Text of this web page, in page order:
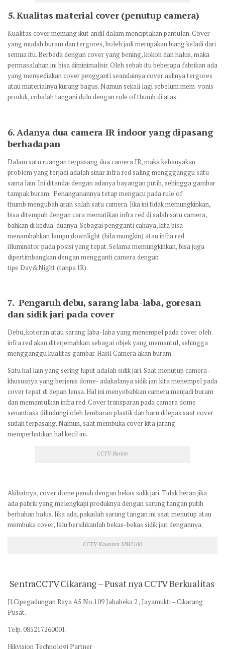
5.Kualitas material cover (penutup camera)
Kualitas cover memang ikut andil dalam menciptakan pantulan. Cover
yang mudah buram dan tergores, boleh jadi merupakan biang keladi dari
semua itu. Berbeda dengan cover yang bening, kokoh dan halus, maka
permasalahan ini bisa diminimalisir. Oleh sebab itu beberapa fabrikan ada
yang menyediakan cover pengganti seandainya cover aslinya tergores
atau materialnya kurang bagus. Namun sekali lagi sebelum mem-vonis
produk, cobalah tangani dulu dengan rule of thumb di atas.
6. Adanya dua camera IR indoor yang dipasang
berhadapan
Dalam satu ruangan terpasang dua camera IR, maka kebanyakan
problem yang terjadi adalah sinar infra red saling menggganggu satu
sama lain. Ini ditandai dengan adanya bayangan putih, sehingga gambar
tampak buram. Penanganannya tetap mengacu pada rule of
thumb mengubah arah salah satu camera. Jika ini tidak memungkinkan,
bisa ditempuh dengan cara mematikan infra red di salah satu camera,
bahkan di kedua-duanya. Sebagai pengganti cahaya, kita bisa
menambahkan lampu downlight (bila mungkin) atau infra red
illuminator pada posisi yang tepat. Selama memungkinkan, bisa juga
dipertimbangkan dengan mengganti camera dengan
tipe Day&Night (tanpa IR).
7. Pengaruh debu, sarang laba-laba, goresan
dan sidik jari pada cover
Debu, kotoran atau sarang laba-laba yang menempel pada cover oleh
infra red akan diterjemahkan sebagai objek yang memantul, sehingga
mengganggu kualitas gambar. Hasil Camera akan buram .
Satu hal lain yang sering luput adalah sidik jari. Saat menutup camera -
khususnya yang berjenis dome- adakalanya sidik jari kita menempel pada
cover tepat di depan lensa. Hal ini menyebabkan camera menjadi buram
dan memantulkan infra red. Cover transparan pada camera dome
senantiasa dilindungi oleh lembaran plastik dan baru dilepas saat cover
sudah terpasang. Namun, saat membuka cover kita jarang
memperhatikan hal kecil ini.
CCTV Buram
Akibatnya, cover dome penuh dengan bekas sidik jari. Tidak heran jika
ada pabrik yang melengkapi produknya dengan sarung tangan putih
berbahan halus. Jika ada, pakailah sarung tangan ini saat menutup atau
membuka cover, lalu bersihkanlah bekas-bekas sidik jari dengannya.
CCTV Kawasan MM2100
SentraCCTV Cikarang – Pusat nya CCTV Berkualitas
Jl.Cipegadungan Raya A5 No.109 Jababeka 2 , Jayamukti – Cikarang
Pusat.
Telp. 085217260001.
Hikvision Technologi Partner